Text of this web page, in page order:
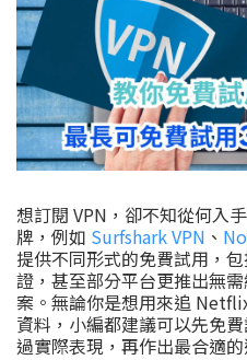
想訂閱 VPN，卻不知從何入
牌，例如 Surfshark VPN 、
提供不同形式的免費試用，
證，甚至部分平台更推出無
案。無論你是想用來追
資料，小編都建議可以先免
過實際表現，再作出最合適的